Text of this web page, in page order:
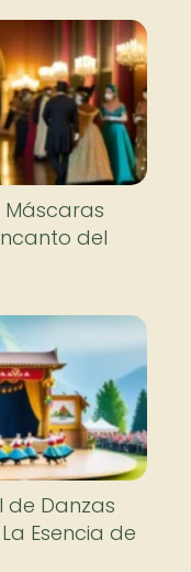
Máscaras
del
de Danzas
Esencia de